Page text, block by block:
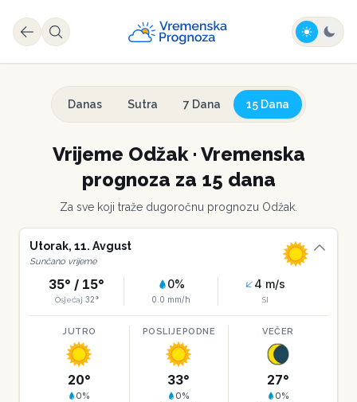
Danas Sutra 7 Dana 15 Dana
Vrijeme Odžak· Vremenska
prognoza za 15 dana
Za sve koji traže dugoročnu prognozu Odžak
Utorak, 11. Avgust
Sunčano vrijeme
35° / 15°
Osjećaj 32°
0%
0.0 mm/h
4 m/s
SI
JUTRO
20°
0%
POSLIJEPODNE
33°
0%
VEČER
27°
0%